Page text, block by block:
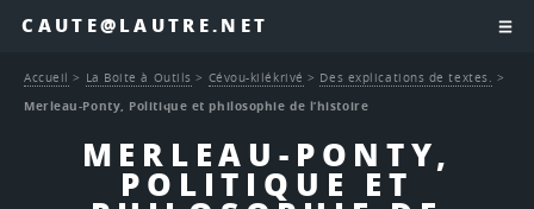
CAUTE@LAUTRE.NET
MERLEAU-PONTY,
POLITIQUE ET
Accueil > La Boite à Outils > Cévou-kilékrivé > Des explications de textes. >
Merleau-Ponty, Politique et philosophie de l’histoire